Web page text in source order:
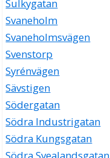
Sulkygatan
Svaneholm
Svaneholmsvägen
Svenstorp
Syrénvägen
Sävstigen
Södergatan
Södra Industrigatan
Södra Kungsgatan